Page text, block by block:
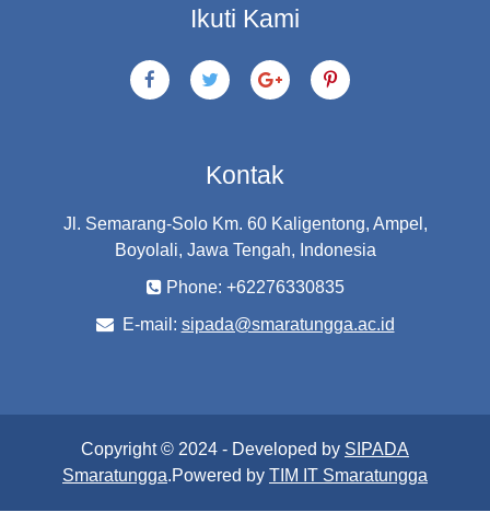
Ikuti Kami
Kontak
Jl. Semarang-Solo Km. 60 Kaligentong, Ampel,
Boyolali, Jawa Tengah, Indonesia
Phone: +62276330835
E-mail: sipada@smaratungga.ac.id
Copyright © 2024 - Developed by SIPADA
Smaratungga.Powered by TIM IT Smaratungga